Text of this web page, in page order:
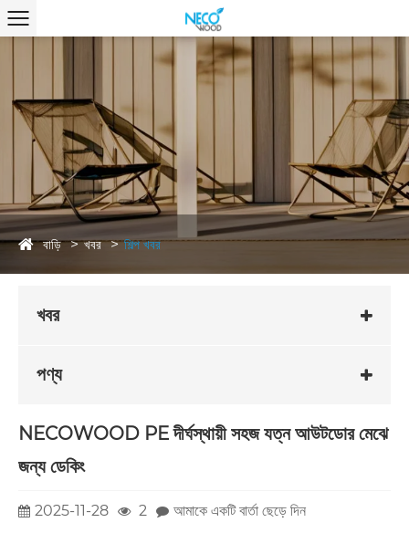
বাড়ি খবর শিল্প খবর
খবর
পণ্য
NECOWOOD PE দীর্ঘস্থায়ী সহজ যত্ন আউটডোর মেঝে
জন্য ডেকিং
2025-11-28 2 আমাকে একটি বার্তা ছেড়ে দিন